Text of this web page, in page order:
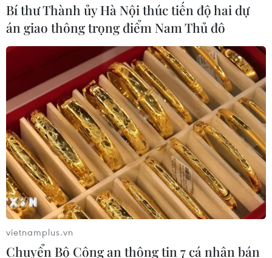
Bí thư Thành ủy Hà Nội thúc tiến độ hai dự
án giao thông trọng điểm Nam Thủ đô
vietnamplus.vn
Chuyển Bộ Công an thông tin 7 cá nhân bán